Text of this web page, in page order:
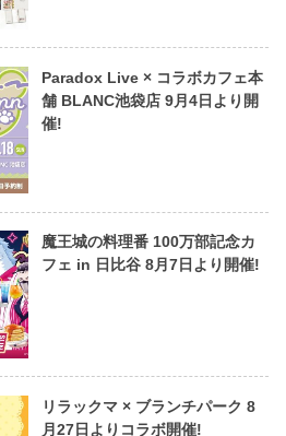
Paradox Live × コラボカフェ本
舗 BLANC池袋店 9月4日より開
催!
魔王城の料理番 100万部記念カ
フェ in 日比谷 8月7日より開催!
リラックマ × ブランチパーク 8
月27日よりコラボ開催!